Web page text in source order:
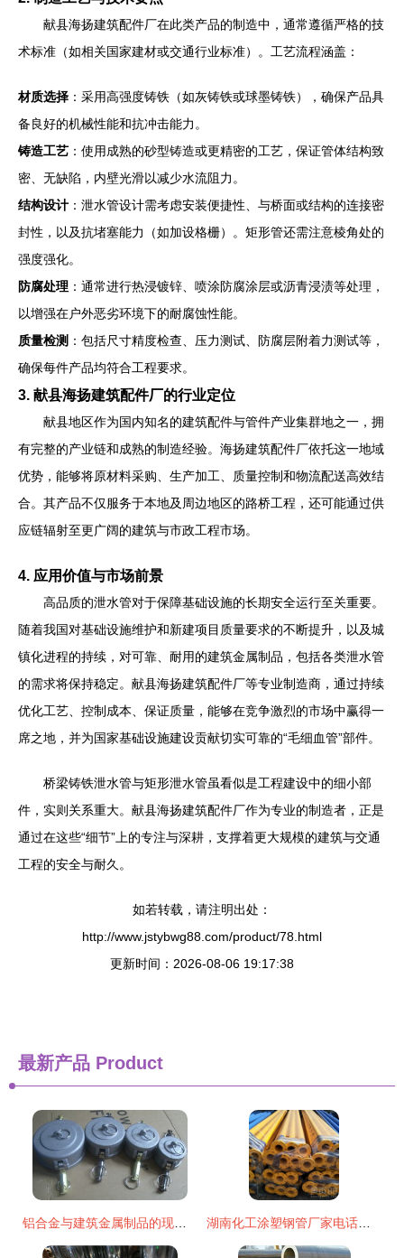
献县海扬建筑配件厂在此类产品的制造中，通常遵循严格的技
术标准（如相关国家建材或交通行业标准）。工艺流程涵盖：
材质选择 ：采用高强度铸铁（如灰铸铁或球墨铸铁），确保产品具
备良好的机械性能和抗冲击能力。
铸造工艺 ：使用成熟的砂型铸造或更精密的工艺，保证管体结构致
密、无缺陷，内壁光滑以减少水流阻力。
结构设计 ：泄水管设计需考虑安装便捷性、与桥面或结构的连接密
封性，以及抗堵塞能力（如加设格栅）。矩形管还需注意棱角处的
强度强化。
防腐处理 ：通常进行热浸镀锌、喷涂防腐涂层或沥青浸渍等处理，
以增强在户外恶劣环境下的耐腐蚀性能。
质量检测 ：包括尺寸精度检查、压力测试、防腐层附着力测试等，
确保每件产品均符合工程要求。
3. 献县海扬建筑配件厂的行业定位
献县地区作为国内知名的建筑配件与管件产业集群地之一，拥
有完整的产业链和成熟的制造经验。海扬建筑配件厂依托这一地域
优势，能够将原材料采购、生产加工、质量控制和物流配送高效结
合。其产品不仅服务于本地及周边地区的路桥工程，还可能通过供
应链辐射至更广阔的建筑与市政工程市场。
4. 应用价值与市场前景
高品质的泄水管对于保障基础设施的长期安全运行至关重要。
随着我国对基础设施维护和新建项目质量要求的不断提升，以及城
镇化进程的持续，对可靠、耐用的建筑金属制品，包括各类泄水管
的需求将保持稳定。献县海扬建筑配件厂等专业制造商，通过持续
优化工艺、控制成本、保证质量，能够在竞争激烈的市场中赢得一
席之地，并为国家基础设施建设贡献切实可靠的“毛细血管”部件。
桥梁铸铁泄水管与矩形泄水管虽看似是工程建设中的细小部
件，实则关系重大。献县海扬建筑配件厂作为专业的制造者，正是
通过在这些“细节”上的专注与深耕，支撑着更大规模的建筑与交通
工程的安全与耐久。
如若转载，请注明出处：
http://www.jstybwg88.com/product/78.html
更新时间：2026-08-06 19:17:38
最新产品 Product